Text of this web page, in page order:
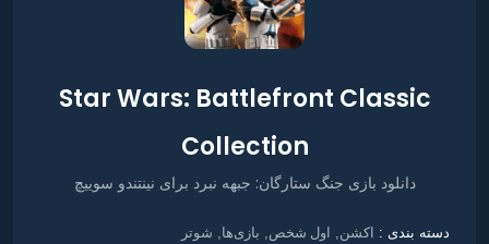
Star Wars: Battlefront Classic
Collection
دانلود بازی جنگ ستارگان: جبهه نبرد برای نینتندو سوییچ
دسته بندی : اکشن اول شخص بازی‌ها شوتر